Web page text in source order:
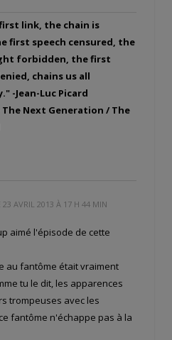
link, the chain is
first speech censured, the
forbidden, the first
chains us all
-Jean-Luc Picard
The Next Generation / The
23 AVRIL 2013 À 17 H 44 MIN
aimé l'épisode de cette
au fantôme était vraiment
tu le dit, les apparences
trompeuses avec les
fantôme n'échappe pas à la